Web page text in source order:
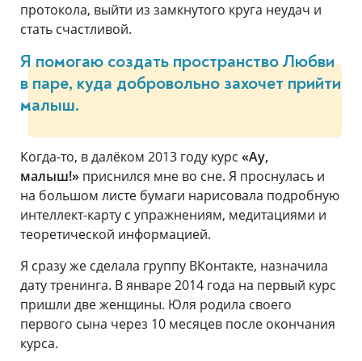
протокола, выйти из замкнутого круга неудач и
стать счастливой.
Я помогаю создать пространство Любви
в паре, куда добровольно захочет прийти
малыш.
Когда-то, в далёком 2013 году курс «Ау,
малыш!» приснился мне во сне. Я проснулась и
на большом листе бумаги нарисовала подробную
интеллект-карту с упражнениям, медитациями и
теоретической информацией.
Я сразу же сделала группу ВКонтакте, назначила
дату тренинга. В январе 2014 года на первый курс
пришли две женщины. Юля родила своего
первого сына через 10 месяцев после окончания
курса.